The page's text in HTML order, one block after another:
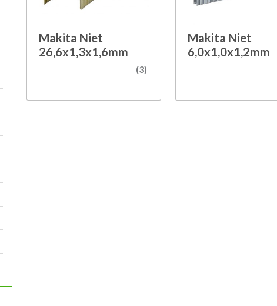
Makita Niet
26,6x1,3x1,6mm
(3)
Makita Niet
6,0x1,0x1,2mm